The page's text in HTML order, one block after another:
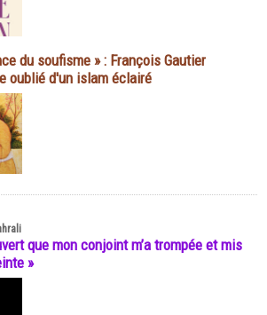
du soufisme » : François Gautier
oublié d'un islam éclairé
que mon conjoint m’a trompée et mis
»